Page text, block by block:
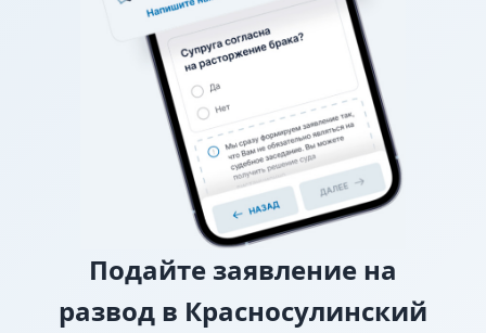
требование о взыскании алиментов заявляется в
исковом заявлении о разводе.
О лишении или ограничении родительских
Подайте заявление на
развод в Красносулинский